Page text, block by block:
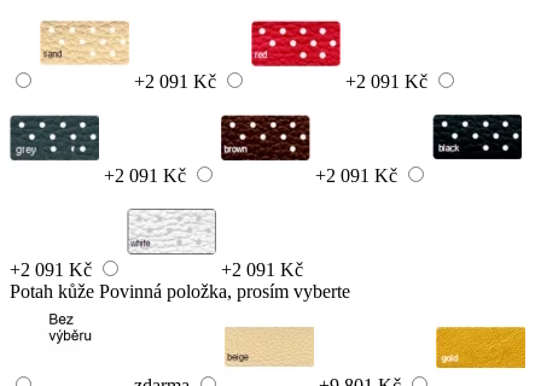
+2 091 Kč +2 091 Kč
+2 091 Kč +2 091 Kč
+2 091 Kč
+2 091 Kč
Potah kůže Povinná položka, prosím vyberte